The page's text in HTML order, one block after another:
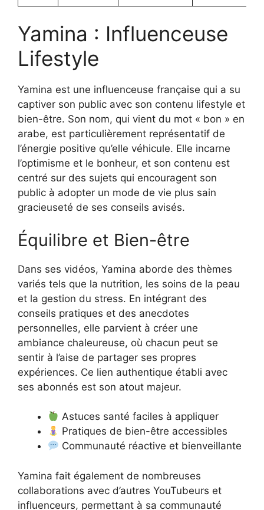
Yamina : Influenceuse
Lifestyle
Yamina est une influenceuse française qui a su
captiver son public avec son contenu lifestyle et
bien-être. Son nom, qui vient du mot « bon » en
arabe, est particulièrement représentatif de
l’énergie positive qu’elle véhicule. Elle incarne
l’optimisme et le bonheur, et son contenu est
centré sur des sujets qui encouragent son
public à adopter un mode de vie plus sain
gracieuseté de ses conseils avisés.
Équilibre et Bien-être
Dans ses vidéos, Yamina aborde des thèmes
variés tels que la nutrition, les soins de la peau
et la gestion du stress. En intégrant des
conseils pratiques et des anecdotes
personnelles, elle parvient à créer une
ambiance chaleureuse, où chacun peut se
sentir à l’aise de partager ses propres
expériences. Ce lien authentique établi avec
ses abonnés est son atout majeur.
Astuces santé faciles à appliquer
Pratiques de bien-être accessibles
Communauté réactive et bienveillante
Yamina fait également de nombreuses
collaborations avec d’autres YouTubeurs et
influenceurs, permettant à sa communauté